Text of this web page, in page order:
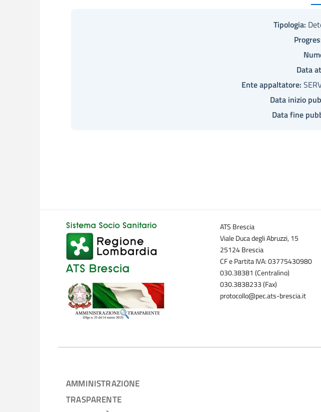
Tipologia:
Data
Ente appaltatore:
Data inizio
Data fine
ATS Brescia
Viale Duca degli Abruzzi, 15
25124 Brescia
CF e Partita IVA: 03775430980
030.38381 (Centralino)
030.3838233 (Fax)
protocollo@pec.ats-brescia.it
AMMINISTRAZIONE
TRASPARENTE